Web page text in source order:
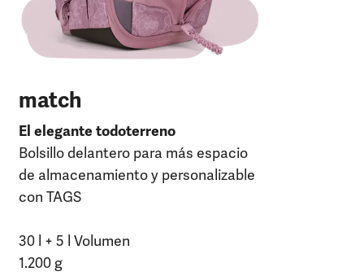
match
El elegante todoterreno
Bolsillo delantero para más espacio
de almacenamiento y personalizable
con TAGS
30 l + 5 l Volumen
1.200 g